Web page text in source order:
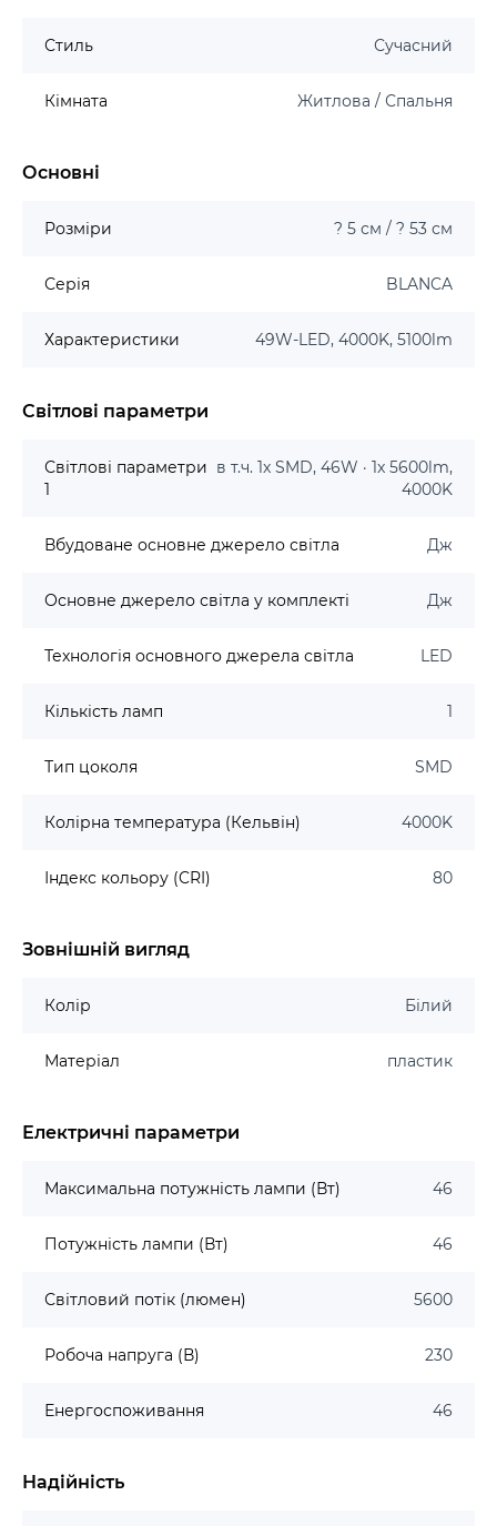
Стиль Сучасний
Кімната Житлова / Спальня
Основні
Розміри ? 5 см / ? 53 см
Серія BLANCA
Характеристики 49W-LED, 4000K, 5100lm
Світлові параметри
Світлові параметри
1
в т.ч. 1x SMD, 46W · 1x 5600lm,
4000K
Вбудоване основне джерело світла Дж
Основне джерело світла у комплекті Дж
Технологія основного джерела світла LED
Кількість ламп 1
Тип цоколя SMD
Колірна температура (Кельвін) 4000K
Індекс кольору (CRI) 80
Зовнішній вигляд
Колір Білий
Матеріал пластик
Електричні параметри
Максимальна потужність лампи (Вт) 46
Потужність лампи (Вт) 46
Світловий потік (люмен) 5600
Робоча напруга (В) 230
Енергоспоживання 46
Надійність